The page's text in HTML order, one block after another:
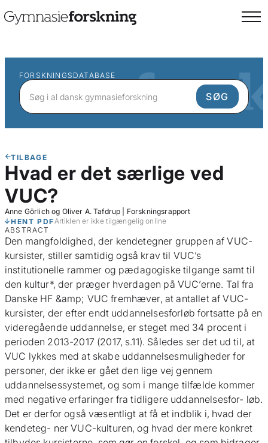
FORSKNINGSDATABASE
TILBAGE
Hvad er det særlige ved
VUC?
Anne Görlich og Oliver A. Tafdrup
Forskningsrapport
HENT PDFArtiklen er ikke tilgængelig online
ABSTRACT
Den mangfoldighed, der kendetegner gruppen af VUC-
kursister, stiller samtidig også krav til VUC’s
institutionelle rammer og pædagogiske tilgange samt til
den kultur*, der præger hverdagen på VUC’erne. Tal fra
Danske HF &amp; VUC fremhæver, at antallet af VUC-
kursister, der efter endt uddannelsesforløb fortsatte på en
videregående uddannelse, er steget med 34 procent i
perioden 2013-2017 (2017, s.11). Således ser det ud til, at
VUC lykkes med at skabe uddannelsesmuligheder for
personer, der ikke er gået den lige vej gennem
uddannelsessystemet, og som i mange tilfælde kommer
med negative erfaringer fra tidligere uddannelsesfor- løb.
Det er derfor også væsentligt at få et indblik i, hvad der
kendeteg- ner VUC-kulturen, og hvad der mere konkret